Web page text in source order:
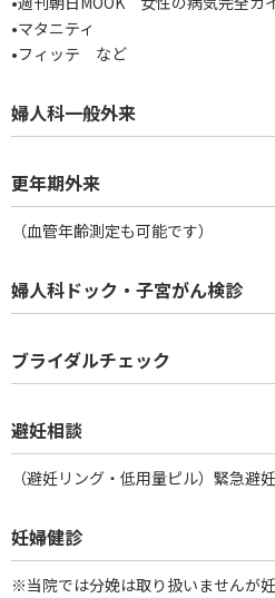
•マタニティ
•フィッテ など
婦人科一般外来
更年期外来
（血管年齢測定も可能です）
婦人科ドック・子宮がん検診
ブライダルチェック
避妊相談
（避妊リング・低用量ピル）緊急避妊
妊婦健診
※当院では分娩は取り扱いませんが妊